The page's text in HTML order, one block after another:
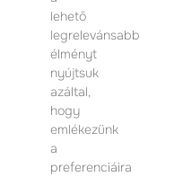
VEGYE FEL
lehető
legrelevánsabb
élményt
nyújtsuk
azáltal,
hogy
emlékezünk
a
preferenciáira